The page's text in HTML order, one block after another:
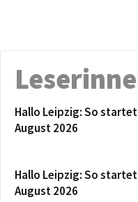
Hallo Leipzig: So
August 2026
Hallo Leipzig: So
August 2026